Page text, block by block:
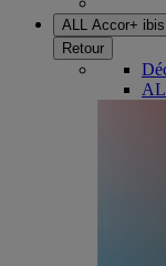
ALL Accor+ ibis
Retour